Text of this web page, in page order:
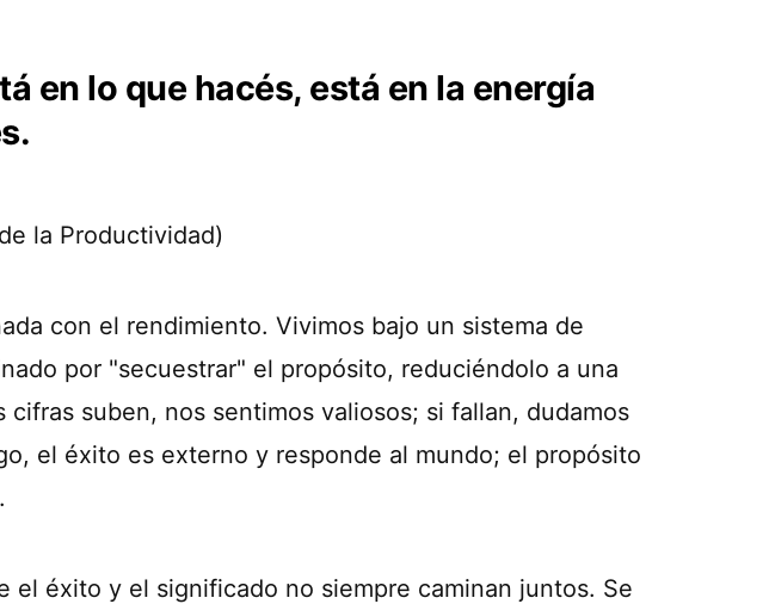
en lo que hacés, está en la energía
la Productividad)
con el rendimiento. Vivimos bajo un sistema de
por "secuestrar" el propósito, reduciéndolo a una
suben, nos sentimos valiosos; si fallan, dudamos
el éxito es externo y responde al mundo; el propósito
el éxito y el significado no siempre caminan juntos. Se